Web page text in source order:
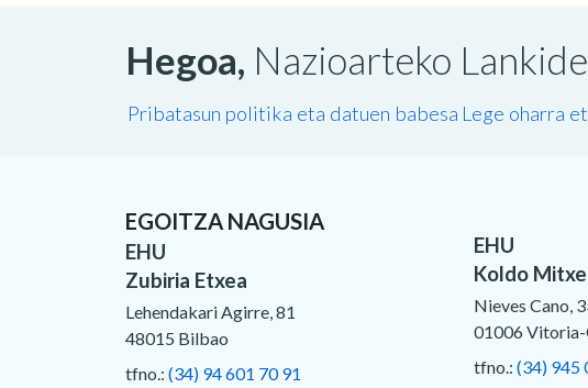
Hegoa, Nazioarteko
Pribatasun politika eta datuen babesa Lege oharra
EGOITZA NAGUSIA
EHU
Zubiria Etxea
Lehendakari Agirre, 81
48015 Bilbao
tfno.: (34) 94 601 70 91
EHU
Koldo
Nieves Cano,
01006
tfno.: (34) 945